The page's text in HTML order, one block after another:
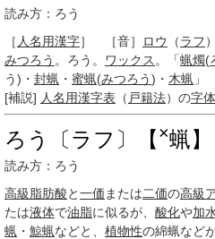
読み方：ろう
［ 人名用漢字］ ［音］ ロウ （ラフ
みつろう 。ろう。 ワックス 。「蝋燭(
う)・ 封蝋 ・ 蜜蝋(みつろう)・ 木蝋 」
[補説] 人名用漢字表 （ 戸籍法）の字体
ろう〔ラフ〕【 ×蝋】
読み方：ろう
高級脂肪酸と一価 または二価の高級
たは液体で油脂に似るが、 酸化や加
蝋 ・ 鯨蝋などと、 植物性の綿蝋など